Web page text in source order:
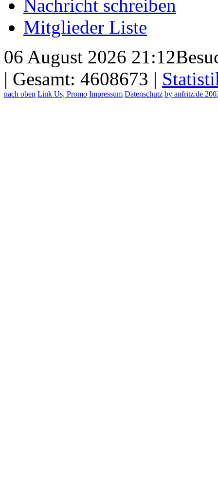
Nachricht schreiben
Mitglieder Liste
06 August 2026 21:12
| Gesamt: 4608673 |
nach oben Link Us, Promo Impressum Datenschutz by anfritz.de